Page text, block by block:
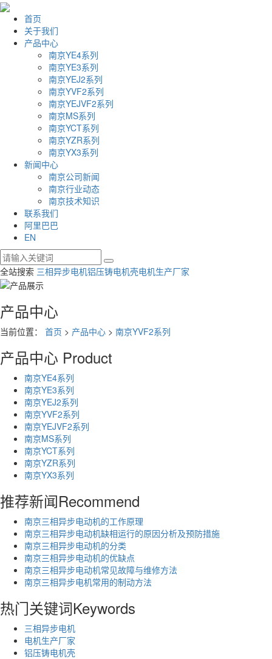
首页
关于我们
产品中心
南京YE4系列
南京YE3系列
南京YEJ2系列
南京YVF2系列
南京YEJVF2系列
南京MS系列
南京YCT系列
南京YZR系列
南京YX3系列
新闻中心
南京公司新闻
南京行业动态
南京技术知识
联系我们
阿里巴巴
EN
全站搜索 三相异步电机铝压铸电机壳电机生产厂家
产品中心
当前位置： 首页 > 产品中心 > 南京YVF2系列
产品中心 Product
南京YE4系列
南京YE3系列
南京YEJ2系列
南京YVF2系列
南京YEJVF2系列
南京MS系列
南京YCT系列
南京YZR系列
南京YX3系列
推荐新闻Recommend
南京三相异步电动机的工作原理
南京三相异步电动机缺相运行的原因分析及预防措施
南京三相异步电动机的分类
南京三相异步电动机的优缺点
南京三相异步电动机常见故障与维修方法
南京三相异步电机常用的制动方法
热门关键词Keywords
三相异步电机
电机生产厂家
铝压铸电机壳